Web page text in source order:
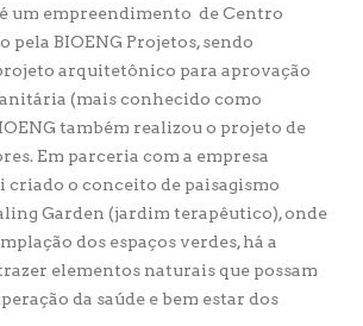
um empreendimento de Centro
pela BIOENG Projetos, sendo
arquitetônico para aprovação
(mais conhecido como
também realizou o projeto de
Em parceria com a empresa
criado o conceito de paisagismo
Garden (jardim terapêutico), onde
dos espaços verdes, há a
elementos naturais que possam
da saúde e bem estar dos